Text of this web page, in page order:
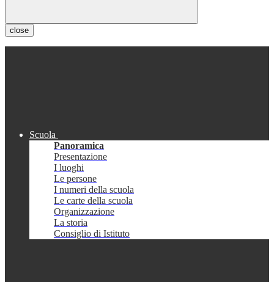
close
Scuola
Panoramica
Presentazione
I luoghi
Le persone
I numeri della scuola
Le carte della scuola
Organizzazione
La storia
Consiglio di Istituto